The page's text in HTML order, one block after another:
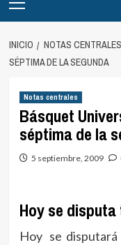
principal
INICIO NOTAS CENTRALES
SÉPTIMA DE LA SEGUNDA
Notas centrales
Básquet
séptima de la
5 septiembre, 2009
Hoy se
Hoy se disputará